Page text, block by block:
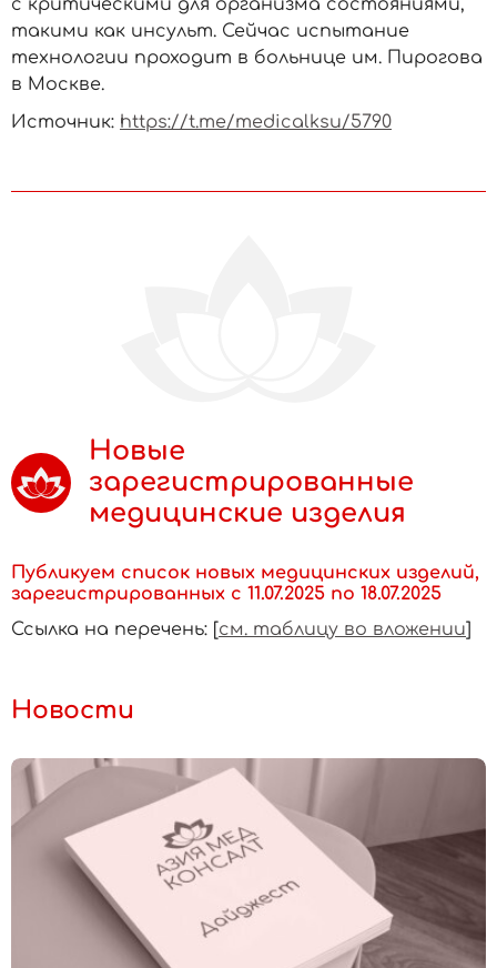
с критическими для организма состояниями,
такими как инсульт. Сейчас испытание
технологии проходит в больнице им. Пирогова
в Москве.
Источник: https://t.me/medicalksu/5790
Новые
зарегистрированные
медицинские изделия
Публикуем список новых медицинских изделий,
зарегистрированных с 11.07.2025 по 18.07.2025
Ссылка на перечень: [см. таблицу во вложении]
Новости